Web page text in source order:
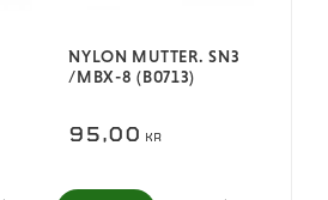
NYLON MUTTER. SN3
/MBX-8 (B0713)
95,00 KR